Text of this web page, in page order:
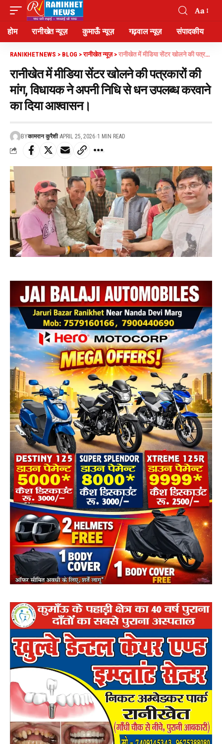
Aa
होम रानीखेत न्यूज़ कुमाऊँ न्यूज़ गढ़वाल न्यूज़ संपादकीय
RANIKHETNEWS > BLOG >रानीखेत न्यूज़> रानीखेत में मीडिया सेंटर खोलने की पत्रकारों की मांग, विधायक ने अपनी निधि से धन उपलब्ध करवाने का दिया आश्वासन।
रानीखेत में मीडिया सेंटर खोलने की पत्रकारों की
मांग, विधायक ने अपनी निधि से धन उपलब्ध करवाने
का दिया आश्वासन।
BYकामरान कुरैशी APRIL 25, 2026 1 MIN READ